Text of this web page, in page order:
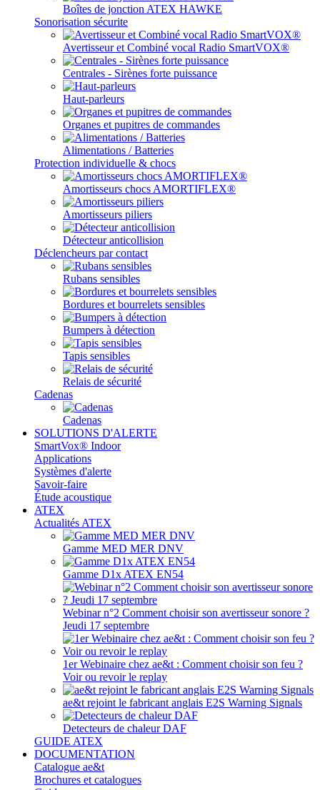
Boîtes de jonction ATEX HAWKE
Sonorisation sécurite
Avertisseur et Combiné vocal Radio SmartVOX®
Centrales - Sirènes forte puissance
Haut-parleurs
Organes et pupitres de commandes
Alimentations / Batteries
Protection individuelle & chocs
Amortisseurs chocs AMORTIFLEX®
Amortisseurs piliers
Détecteur anticollision
Déclencheurs par contact
Rubans sensibles
Bordures et bourrelets sensibles
Bumpers à détection
Tapis sensibles
Relais de sécurité
Cadenas
Cadenas
SOLUTIONS D'ALERTE
SmartVox® Indoor
Applications
Systèmes d'alerte
Savoir-faire
Étude acoustique
ATEX
Actualités ATEX
Gamme MED MER DNV
Gamme D1x ATEX EN54
Webinar n°2 Comment choisir son avertisseur sonore ?
Jeudi 17 septembre
1er Webinaire chez ae&t : Comment choisir son feu ?
Voir ou revoir le replay
ae&t rejoint le fabricant anglais E2S Warning Signals
Detecteurs de chaleur DAF
GUIDE ATEX
DOCUMENTATION
Catalogue ae&t
Brochures et catalogues